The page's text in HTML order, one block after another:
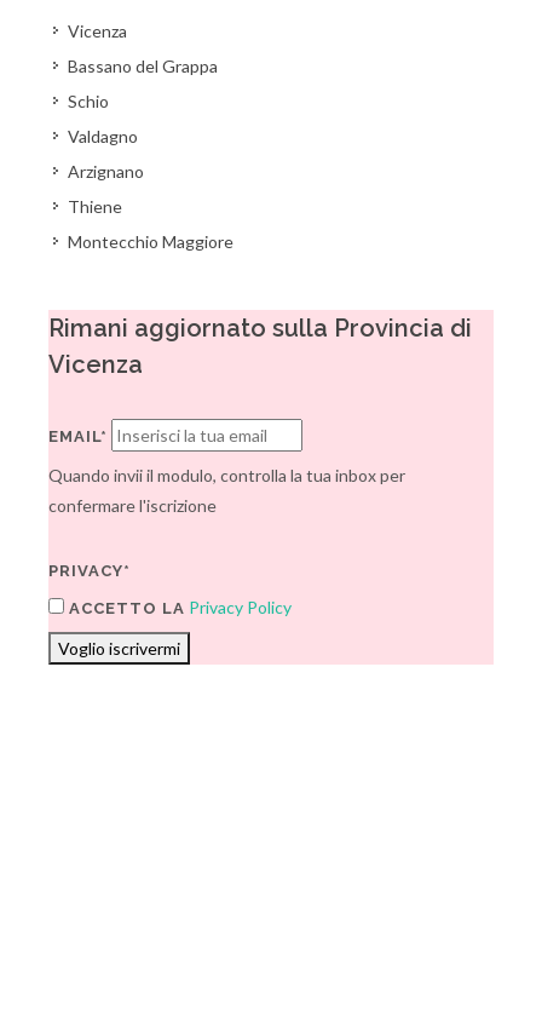
Vicenza
Bassano del Grappa
Schio
Valdagno
Arzignano
Thiene
Montecchio Maggiore
Rimani aggiornato sulla Provincia di
Vicenza
EMAIL*
Quando invii il modulo, controlla la tua inbox per
confermare l'iscrizione
PRIVACY*
ACCETTO LA Privacy Policy
Voglio iscrivermi